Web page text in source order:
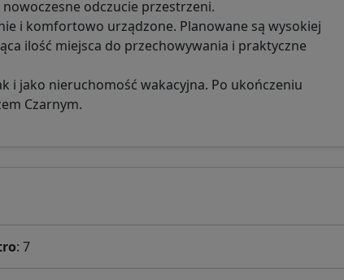
odczucie przestrzeni.
i komfortowo urządzone. Planowane są wysokiej
ilość miejsca do przechowywania i praktyczne
i jako nieruchomość wakacyjna. Po ukończeniu
Czarnym.
: 7